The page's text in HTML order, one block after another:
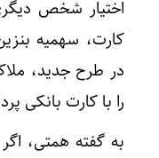
اختیار شخص
کارت، سهمیه
در طرح جدید،
را با کارت بانکی
به گفته همتی،